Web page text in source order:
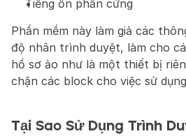
Tiếng ồn phần cứng
Phần mềm này làm giả các
độ nhân trình duyệt, làm cho
hồ sơ ảo như là một thiết bị
chặn các block cho việc sử
Tại Sao Sử Dụng Trình